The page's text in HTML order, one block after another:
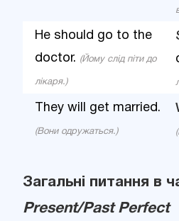
He should go to the
doctor. (Йому слід піти до
лікаря.)
They will get married.
(Вони одружаться.)
Загальні питання в
Present/Past Perfect